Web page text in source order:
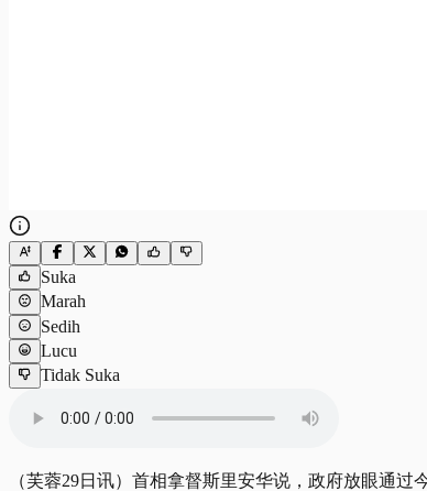
Suka
Marah
Sedih
Lucu
Tidak Suka
（芙蓉29日讯）首相拿督斯里安华说，政府放眼通过